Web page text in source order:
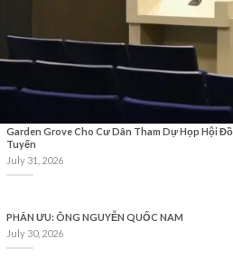
Garden Grove Cho Cư Dân Tham Dự Họp Hội
Tuyến
July 31, 2026
PHÂN ƯU: ÔNG NGUYỄN QUỐC NAM
July 30, 2026